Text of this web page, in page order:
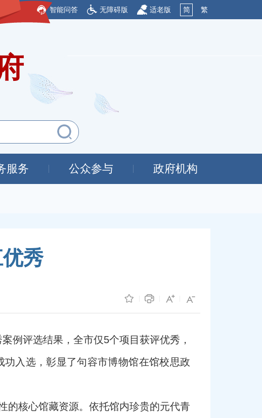
智能问答 无障碍版 适老版 简 繁
服务 公众参与 政府机构
秀
例评选结果，全市仅5个项目获评优秀，
功入选，彰显了句容市博物馆在馆校思政
的核心馆藏资源。依托馆内珍贵的元代青